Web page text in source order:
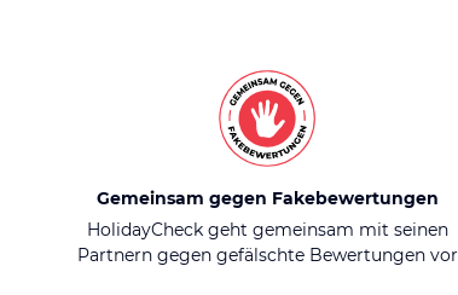
Gemeinsam gegen Fakebewertungen
HolidayCheck geht gemeinsam mit seinen
Partnern gegen gefälschte Bewertungen vor